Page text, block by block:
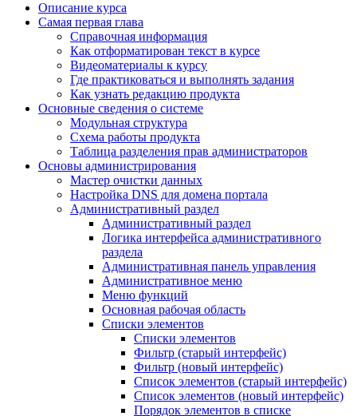
Описание курса
Самая первая глава
Справочная информация
Как отформатирован текст в курсе
Видеоматериалы к курсу
Где практиковаться и выполнять задания
Как узнать редакцию продукта
Основные сведения о системе
Модульная структура
Схема работы продукта
Таблица разделения прав администраторов
Основы администрирования
Мастер очистки данных
Настройка DNS для домена портала
Административный раздел
Административный раздел
Логика интерфейса административного
раздела
Административная панель управления
Административное меню
Меню функций
Основная рабочая область
Списки элементов
Списки элементов
Фильтр (старый интерфейс)
Фильтр (новый интерфейс)
Список элементов (старый интерфейс)
Список элементов (новый интерфейс)
Порядок элементов в списке